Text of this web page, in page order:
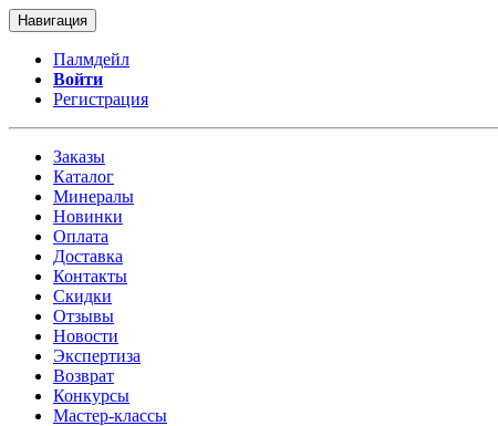
Навигация
Палмдейл
Войти
Регистрация
Заказы
Каталог
Минералы
Новинки
Оплата
Доставка
Контакты
Скидки
Отзывы
Новости
Экспертиза
Возврат
Конкурсы
Мастер-классы